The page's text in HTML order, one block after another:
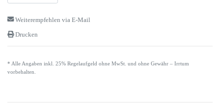
Weiterempfehlen via E-Mail
Drucken
* Alle Angaben inkl. 25% Regelaufgeld ohne MwSt. und ohne Gewähr – Irrtum
vorbehalten.